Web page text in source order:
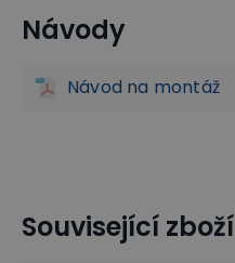
Lavice do čekáren
Návody
Návod na montáž
Související zboží